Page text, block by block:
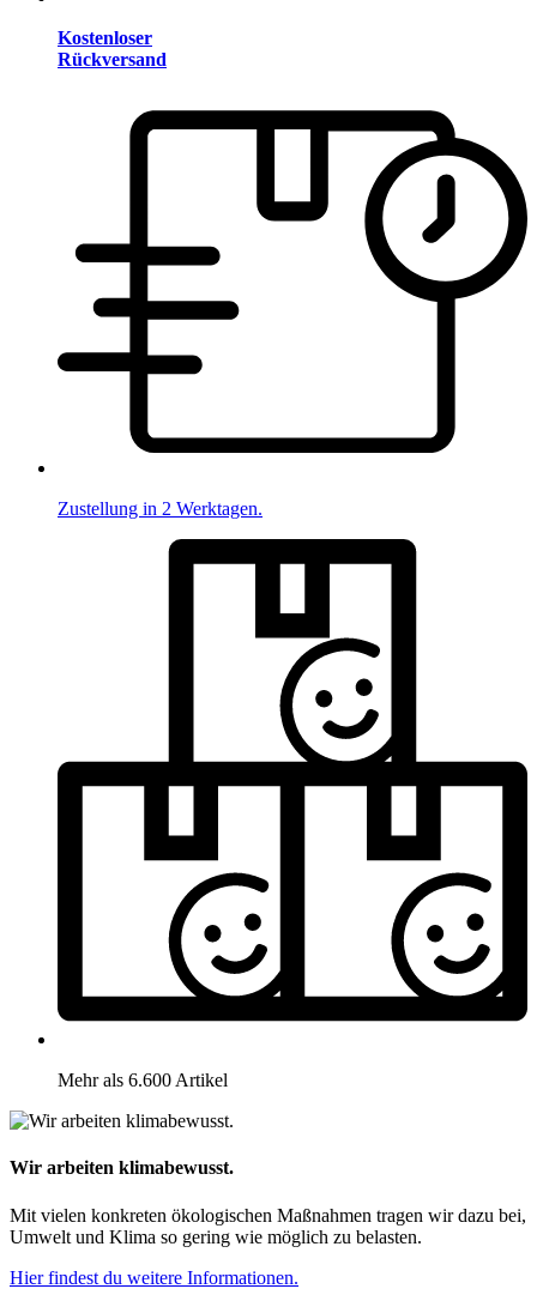
Kostenloser
Rückversand
Zustellung in 2 Werktagen.
Mehr als 6.600 Artikel
Wir arbeiten klimabewusst.
Mit vielen konkreten ökologischen Maßnahmen tragen wir dazu bei,
Umwelt und Klima so gering wie möglich zu belasten.
Hier findest du weitere Informationen.